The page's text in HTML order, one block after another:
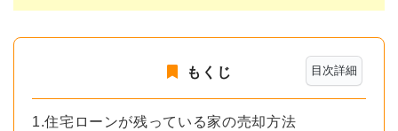
目次詳細
もくじ
1.住宅ローンが残っている家の売却方法